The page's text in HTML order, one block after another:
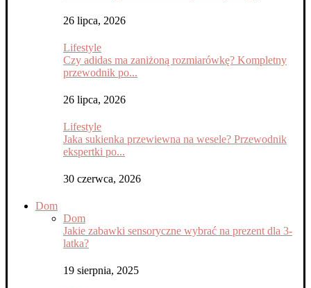
26 lipca, 2026
Lifestyle
Czy adidas ma zaniżoną rozmiarówkę? Kompletny
przewodnik po...
26 lipca, 2026
Lifestyle
Jaka sukienka przewiewna na wesele? Przewodnik
ekspertki po...
30 czerwca, 2026
Dom
Dom
Jakie zabawki sensoryczne wybrać na prezent dla 3-
latka?
19 sierpnia, 2025